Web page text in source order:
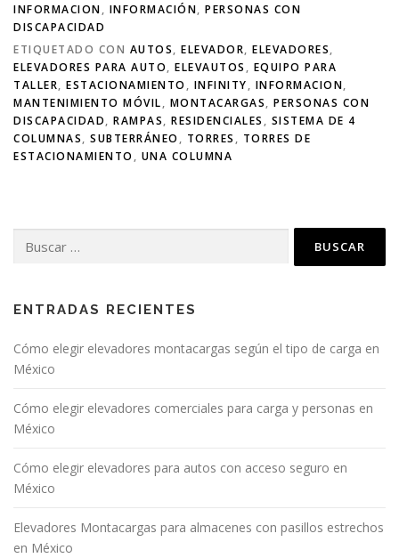
INFORMACION, INFORMACIÓN, PERSONAS CON
DISCAPACIDAD
ETIQUETADO CON AUTOS, ELEVADOR, ELEVADORES,
ELEVADORES PARA AUTO, ELEVAUTOS , EQUIPO PARA
TALLER, ESTACIONAMIENTO , INFINITY, INFORMACION,
MANTENIMIENTO MÓVIL, MONTACARGAS, PERSONAS CON
DISCAPACIDAD, RAMPAS, RESIDENCIALES , SISTEMA DE 4
COLUMNAS, SUBTERRÁNEO , TORRES , TORRES DE
ESTACIONAMIENTO , UNA COLUMNA
ENTRADAS RECIENTES
Cómo elegir elevadores montacargas según el tipo de carga en
México
Cómo elegir elevadores comerciales para carga y personas en
México
Cómo elegir elevadores para autos con acceso seguro en
México
Elevadores Montacargas para almacenes con pasillos estrechos
en México